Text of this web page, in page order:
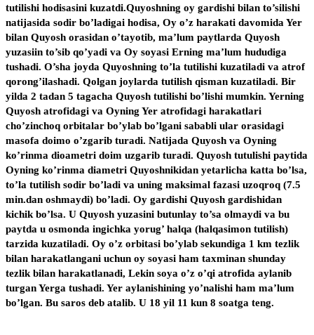
tutilishi hodisasini kuzatdi.Quyoshning oy gardishi bilan to’silishi
natijasida sodir bo’ladigai hodisa, Oy o’z harakati davomida Yer
bilan Quyosh orasidan o’tayotib, ma’lum paytlarda Quyosh
yuzasiin to’sib qo’yadi va Oy soyasi Erning ma’lum hududiga
tushadi. O’sha joyda Quyoshning to’la tutilishi kuzatiladi va atrof
qorong’ilashadi. Qolgan joylarda tutilish qisman kuzatiladi. Bir
yilda 2 tadan 5 tagacha Quyosh tutilishi bo’lishi mumkin. Yerning
Quyosh atrofidagi va Oyning Yer atrofidagi harakatlari
cho’zinchoq orbitalar bo’ylab bo’lgani sababli ular orasidagi
masofa doimo o’zgarib turadi. Natijada Quyosh va Oyning
ko’rinma dioametri doim uzgarib turadi. Quyosh tutulishi paytida
Oyning ko’rinma diametri Quyoshnikidan yetarlicha katta bo’lsa,
to’la tutilish sodir bo’ladi va uning maksimal fazasi uzoqroq (7.5
min.dan oshmaydi) bo’ladi. Oy gardishi Quyosh gardishidan
kichik bo’lsa. U Quyosh yuzasini butunlay to’sa olmaydi va bu
paytda u osmonda ingichka yorug’ halqa (halqasimon tutilish)
tarzida kuzatiladi. Oy o’z orbitasi bo’ylab sekundiga 1 km tezlik
bilan harakatlangani uchun oy soyasi ham taxminan shunday
tezlik bilan harakatlanadi, Lekin soya o’z o’qi atrofida aylanib
turgan Yerga tushadi. Yer aylanishining yo’nalishi ham ma’lum
bo’lgan. Bu saros deb atalib. U 18 yil 11 kun 8 soatga teng.